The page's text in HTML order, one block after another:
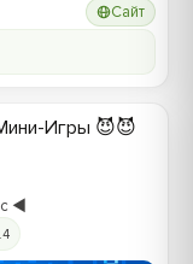
Сайт
Игры 😈😈
◀️